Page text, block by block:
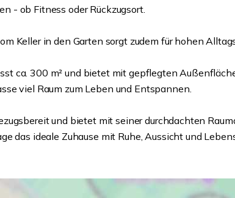
- ob Fitness oder Rückzugsort.
Keller in den Garten sorgt zudem für hohen
ca. 300 m² und bietet mit gepflegten
viel Raum zum Leben und Entspannen.
und bietet mit seiner durchdachten
das ideale Zuhause mit Ruhe, Aussicht und